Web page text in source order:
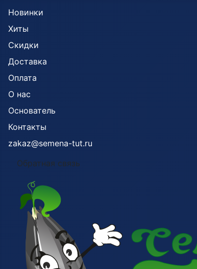
Новинки
Хиты
Скидки
Доставка
Оплата
О нас
Основатель
Контакты
zakaz@semena-tut.ru
Обратная связь